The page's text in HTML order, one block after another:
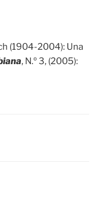
(1904-2004): Una
, N.º 3, (2005):